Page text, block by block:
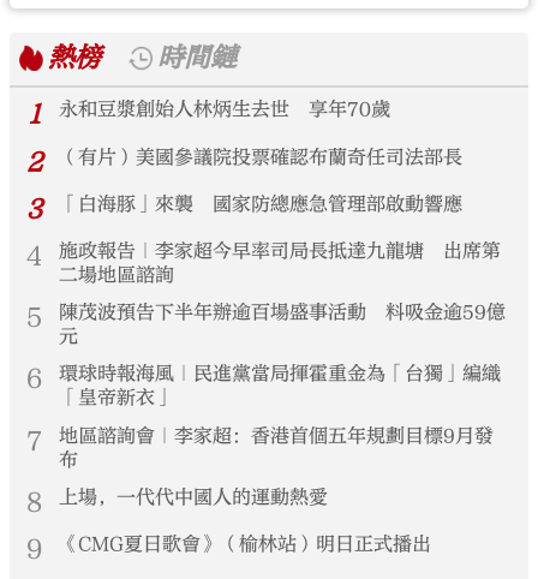
熱榜
時間鏈
1
永和豆漿創始人林炳生去世 享年70歲
2 （有片）美國參議院投票確認布蘭奇任司法部長
3 「白海豚」來襲 國家防總應急管理部啟動響應
4
施政報告｜李家超今早率司局長抵達九龍塘 出席第
二場地區諮詢
5
陳茂波預告下半年辦逾百場盛事活動 料吸金逾59億
元
6
環球時報海風｜民進黨當局揮霍重金為「台獨」編織
「皇帝新衣」
7
地區諮詢會｜李家超：香港首個五年規劃目標9月發
布
8 上場，一代代中國人的運動熱愛
9 《CMG夏日歌會》（榆林站）明日正式播出